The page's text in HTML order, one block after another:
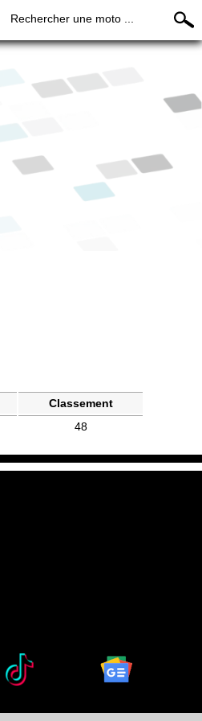
Rechercher une moto ...
Classement
48